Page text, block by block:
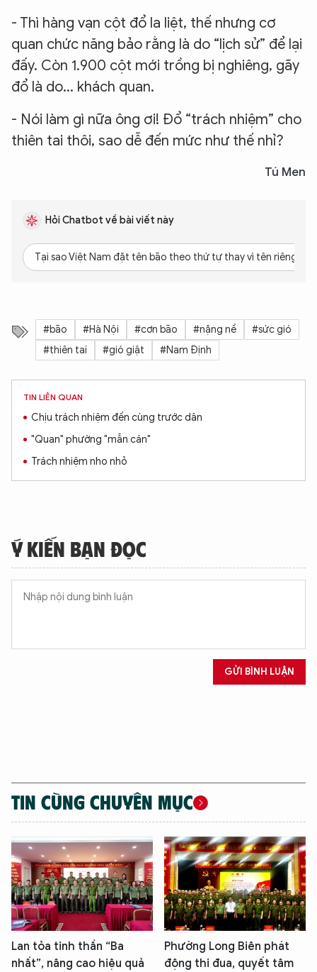
- Thì hàng vạn cột đổ la liệt, thế nhưng cơ
quan chức năng bảo rằng là do “lịch sử” để lại
đấy. Còn 1.900 cột mới trồng bị nghiêng, gãy
đổ là do... khách quan.
- Nói làm gì nữa ông ơi! Đổ “trách nhiệm” cho
thiên tai thôi, sao dễ đến mức như thế nhỉ?
Tú Men
Hỏi Chatbot về bài viết này
Tại sao Việt Nam đặt tên bão theo thứ tự thay vì tên riêng?
#bão #Hà Nội #cơn bão #nặng nề
#sức gió
#thiên tai
#gió giật #Nam Định
TIN LIÊN QUAN
Chịu trách nhiệm đến cùng trước dân
"Quan" phường "mẫn cán"
Trách nhiệm nho nhỏ
Ý KIẾN BẠN ĐỌC
GỬI BÌNH LUẬN
TIN CÙNG CHUYÊN MỤC
Lan tỏa tinh thần “Ba
nhất”, nâng cao hiệu quả
Phường Long Biên phát
động thi đua, quyết tâm